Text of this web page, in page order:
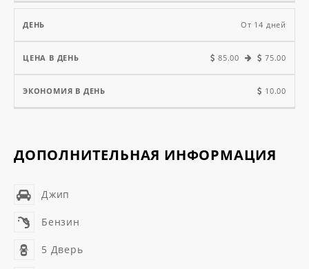
От 14 дней
85.00 75.00
10.00
ДОПОЛНИТЕЛЬНАЯ ИНФОРМАЦИЯ
Джип
Бензин
5 Дверь